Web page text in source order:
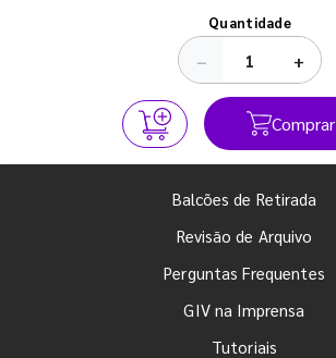
Quantidade
− +
Comprar
Balcões de Retirada
Revisão de Arquivo
Perguntas Frequentes
GIV na Imprensa
Tutoriais